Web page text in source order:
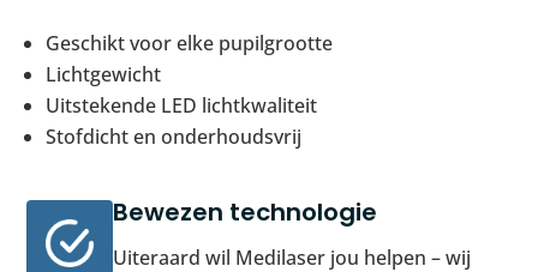
Geschikt voor elke pupilgrootte
Lichtgewicht
Uitstekende LED lichtkwaliteit
Stofdicht en onderhoudsvrij
Bewezen technologie
Uiteraard wil Medilaser jou helpen – wij